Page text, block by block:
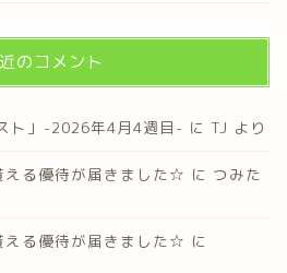
のコメント
ト」-2026年4月4週目- に TJ より
える優待が届きました☆ に つみた
える優待が届きました☆ に